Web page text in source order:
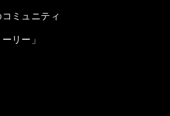
ミュニティ
リー」